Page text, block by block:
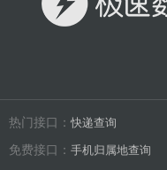
热门接口： 快递查询
免费接口： 手机归属地查询